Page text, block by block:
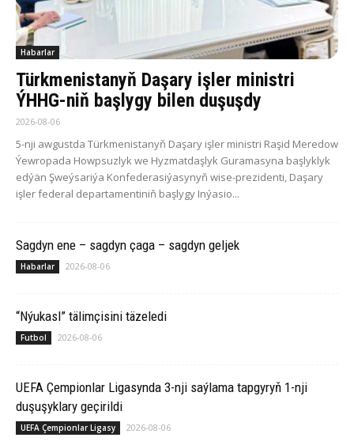
Habarlar
Türkmenistanyň Daşary işler ministri
ÝHHG-niň başlygy bilen duşuşdy
2026-08-06
5-nji awgustda Türkmenistanyň Daşary işler ministri Raşid Meredow
Ýewropada Howpsuzlyk we Hyzmatdaşlyk Guramasyna başlyklyk
edýän Şweýsariýa Konfederasiýasynyň wise-prezidenti, Daşary
işler federal departamentiniň başlygy Inýasio...
Sagdyn ene – sagdyn çaga – sagdyn geljek
Habarlar 2026-08-06
“Nýukasl” tälimçisini täzeledi
Futbol 2026-08-06
UEFA Çempionlar Ligasynda 3-nji saýlama tapgyryň 1-nji
duşuşyklary geçirildi
UEFA Çempionlar Ligasy 2026-08-06